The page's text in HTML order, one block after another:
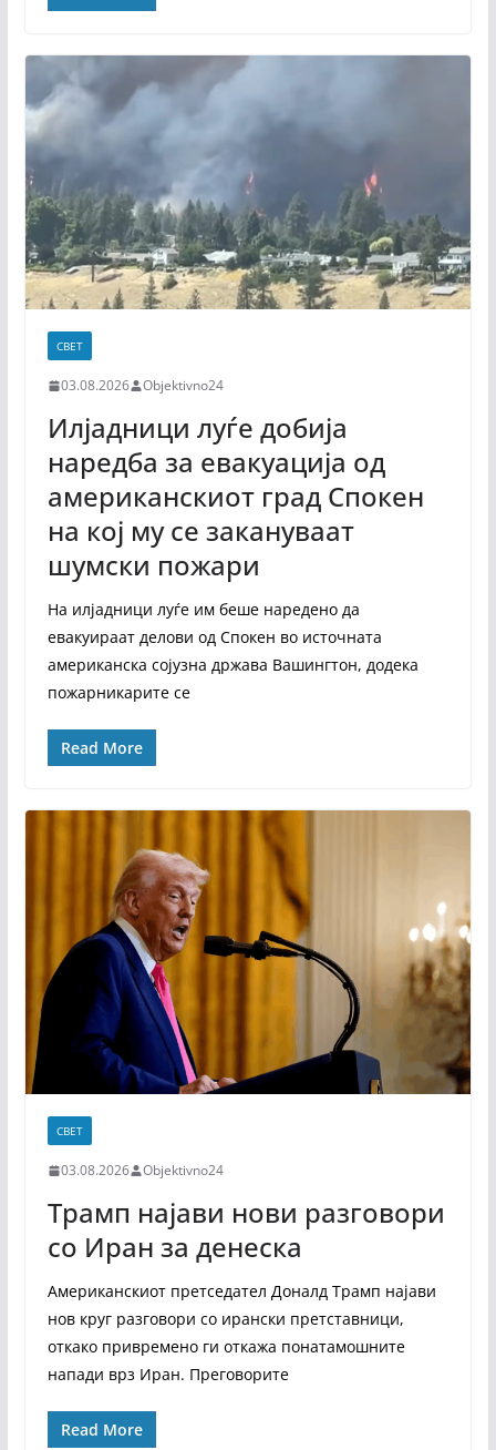
СВЕТ
03.08.2026 Objektivno24
Илјадници луѓе добија
наредба за евакуација од
американскиот град Спокен
на кој му се закануваат
шумски пожари
На илјадници луѓе им беше наредено да
евакуираат делови од Спокен во источната
американска сојузна држава Вашингтон, додека
пожарникарите се
Read More
СВЕТ
03.08.2026 Objektivno24
Трамп најави нови разговори
со Иран за денеска
Американскиот претседател Доналд Трамп најави
нов круг разговори со ирански претставници,
откако привремено ги откажа понатамошните
напади врз Иран. Преговорите
Read More